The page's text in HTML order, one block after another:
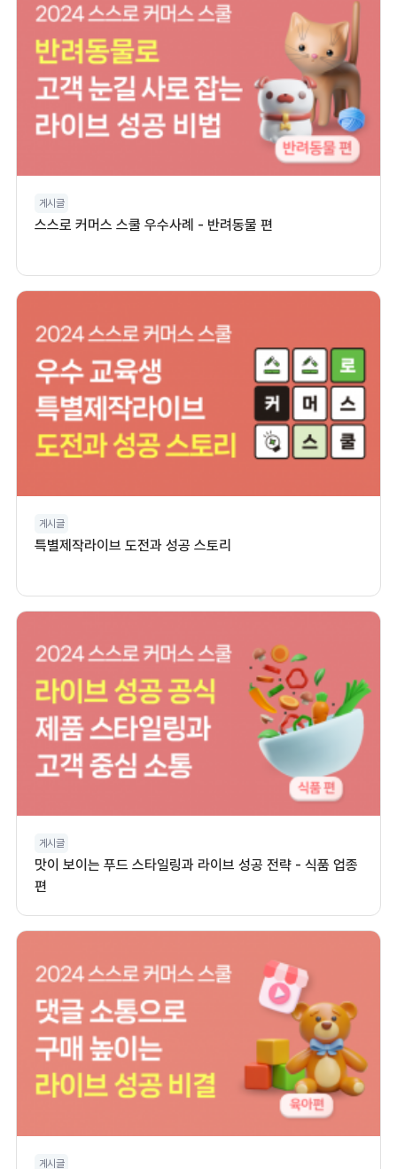
게시글
스스로 커머스 스쿨 우수사례 - 반려동물 편
게시글
특별제작라이브 도전과 성공 스토리
게시글
맛이 보이는 푸드 스타일링과 라이브 성공 전략 - 식품 업종
편
게시글